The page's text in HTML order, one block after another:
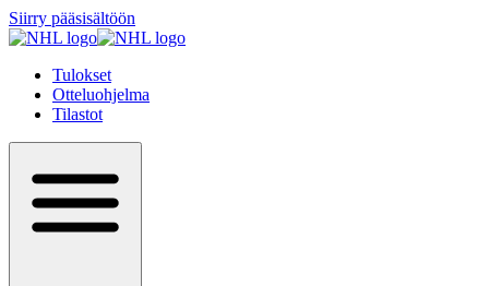
Siirry pääsisältöön
Tulokset
Otteluohjelma
Tilastot